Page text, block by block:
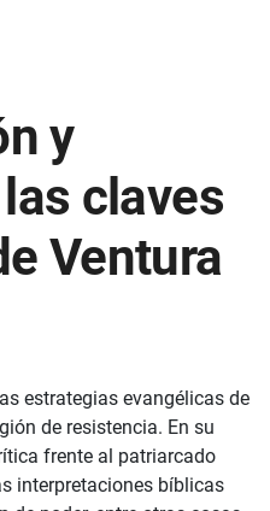
y
claves
Ventura
estrategias evangélicas de
de resistencia. En su
frente al patriarcado
interpretaciones bíblicas